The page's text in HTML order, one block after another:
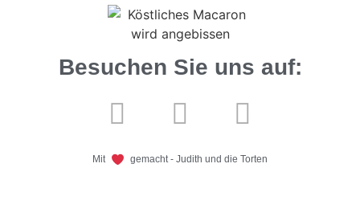
Besuchen Sie uns auf:
Mit gemacht - Judith und die Torten